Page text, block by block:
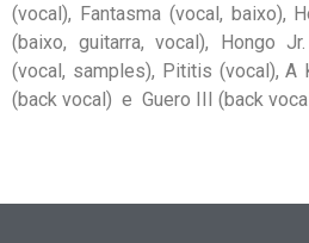
(vocal), Fantasma (vocal, baixo),
(baixo, guitarra, vocal), Hongo
(vocal, samples), Pititis (vocal), A
(back vocal) e Guero III (back